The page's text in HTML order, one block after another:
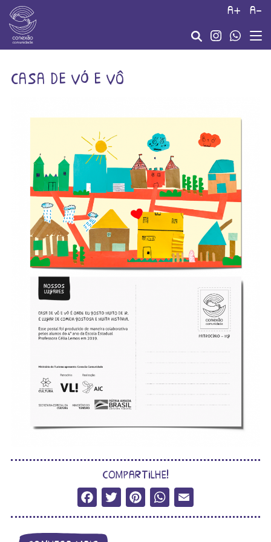
a+ a-
casa de vó e vô
compartilhe!
Facebook
Twitter
Pinterest
WhatsApp